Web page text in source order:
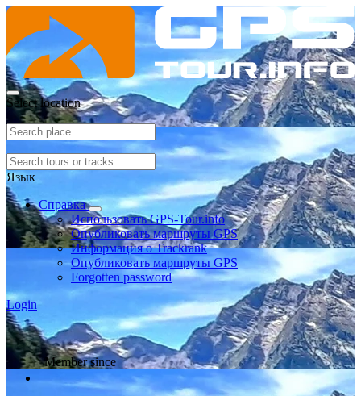
Select location
Язык
Справка
Использовать GPS-Tour.info
Опубликовать маршруты GPS
Информация о Trackrank
Опубликовать маршруты GPS
Forgotten password
Login
Member since